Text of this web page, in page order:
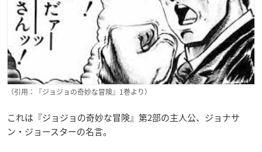
（引用：『ジョジョの奇妙な冒険』1巻より）
これは『ジョジョの奇妙な冒険』第2部の主人公、ジョナサ
ン・ジョースターの名言。